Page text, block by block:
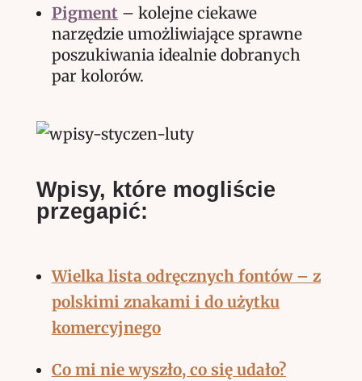
Pigment– kolejne ciekawe
narzędzie umożliwiające sprawne
poszukiwania idealnie dobranych
par kolorów.
Wpisy, które mogliście
przegapić:
Wielka lista odręcznych fontów – z
polskimi znakami i do użytku
komercyjnego
Co mi nie wyszło, co się udało?